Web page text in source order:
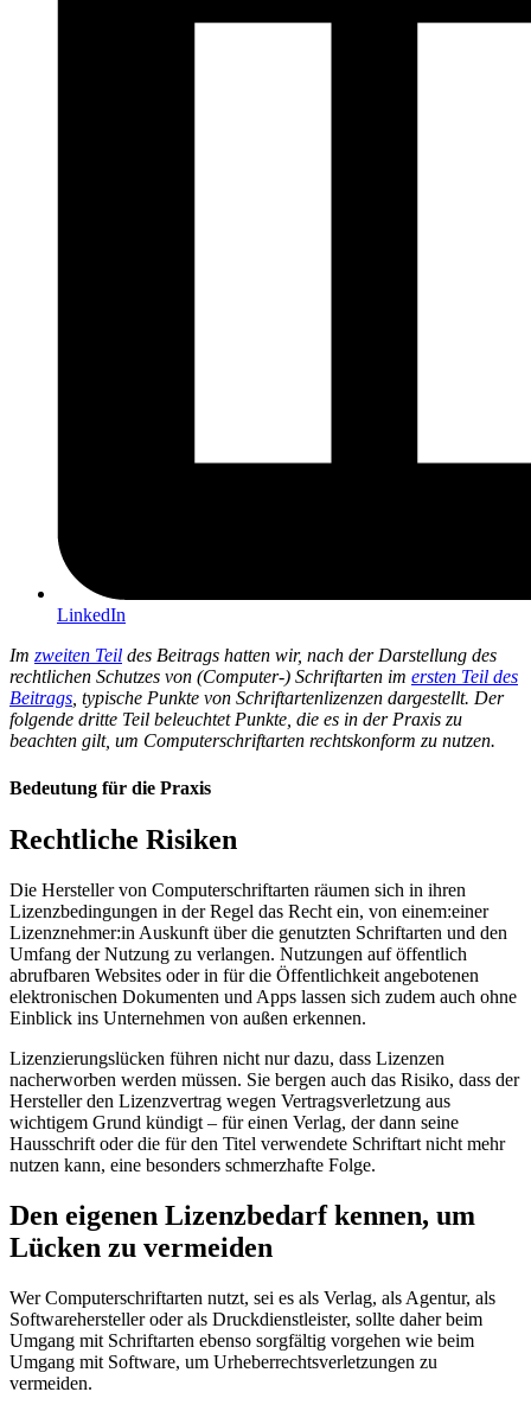
LinkedIn
Im zweiten Teil des Beitrags hatten wir, nach der Darstellung des
rechtlichen Schutzes von (Computer-) Schriftarten im ersten Teil des
Beitrags, typische Punkte von Schriftartenlizenzen dargestellt. Der
folgende dritte Teil beleuchtet Punkte, die es in der Praxis zu
beachten gilt, um Computerschriftarten rechtskonform zu nutzen.
Bedeutung für die Praxis
Rechtliche Risiken
Die Hersteller von Computerschriftarten räumen sich in ihren
Lizenzbedingungen in der Regel das Recht ein, von einem:einer
Lizenznehmer:in Auskunft über die genutzten Schriftarten und den
Umfang der Nutzung zu verlangen. Nutzungen auf öffentlich
abrufbaren Websites oder in für die Öffentlichkeit angebotenen
elektronischen Dokumenten und Apps lassen sich zudem auch ohne
Einblick ins Unternehmen von außen erkennen.
Lizenzierungslücken führen nicht nur dazu, dass Lizenzen
nacherworben werden müssen. Sie bergen auch das Risiko, dass der
Hersteller den Lizenzvertrag wegen Vertragsverletzung aus
wichtigem Grund kündigt – für einen Verlag, der dann seine
Hausschrift oder die für den Titel verwendete Schriftart nicht mehr
nutzen kann, eine besonders schmerzhafte Folge.
Den eigenen Lizenzbedarf kennen, um
Lücken zu vermeiden
Wer Computerschriftarten nutzt, sei es als Verlag, als Agentur, als
Softwarehersteller oder als Druckdienstleister, sollte daher beim
Umgang mit Schriftarten ebenso sorgfältig vorgehen wie beim
Umgang mit Software, um Urheberrechtsverletzungen zu
vermeiden.